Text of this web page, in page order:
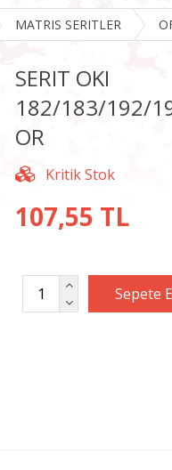
MATRIS SERITLER
SERIT OKI
182/183/192/
OR
107,55 TL